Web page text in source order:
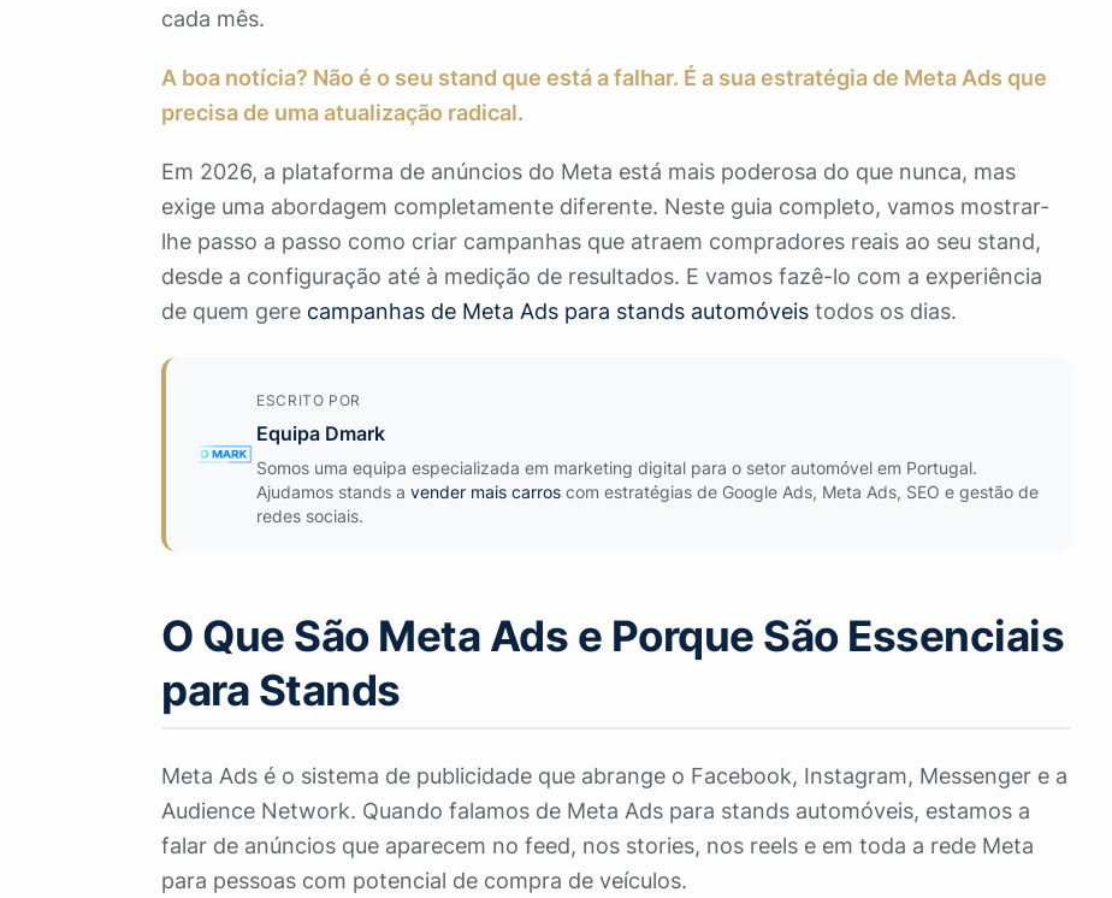
cada mês.
A boa notícia? Não é o seu stand que está a falhar. É a sua estratégia de Meta Ads que
precisa de uma atualização radical.
Em 2026, a plataforma de anúncios do Meta está mais poderosa do que nunca, mas
exige uma abordagem completamente diferente. Neste guia completo, vamos mostrar-
lhe passo a passo como criar campanhas que atraem compradores reais ao seu stand,
desde a configuração até à medição de resultados. E vamos fazê-lo com a experiência
de quem gere campanhas de Meta Ads para stands automóveis todos os dias.
ESCRITO POR
Equipa Dmark
Somos uma equipa especializada em marketing digital para o setor automóvel em Portugal.
Ajudamos stands avender mais carros com estratégias de Google Ads, Meta Ads, SEO e gestão de
redes sociais.
O Que São Meta Ads e Porque São Essenciais
para Stands
Meta Ads é o sistema de publicidade que abrange o Facebook, Instagram, Messenger e a
Audience Network. Quando falamos de Meta Ads para stands automóveis, estamos a
falar de anúncios que aparecem no feed, nos stories, nos reels e em toda a rede Meta
para pessoas com potencial de compra de veículos.